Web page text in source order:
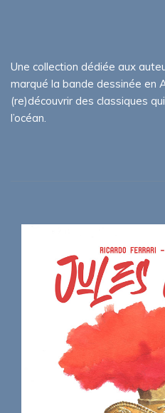
Une collection dédiée aux
marqué la bande dessinée en
(re)découvrir des classiques
l’océan.